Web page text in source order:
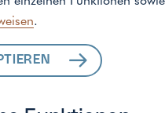
.
ALLE
FÜR IHR